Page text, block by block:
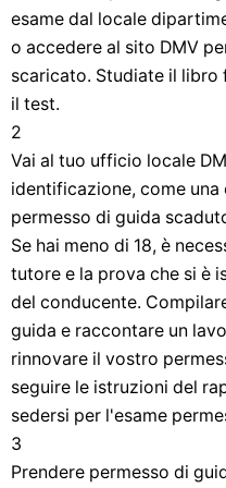
esame dal locale
o accedere al sito DMV
scaricato. Studiate il libro
il test.
2
Vai al tuo ufficio locale
identificazione, come
permesso di guida
Se hai meno di 18, è
tutore e la prova che si è
del conducente.
guida e raccontare un
rinnovare il vostro
seguire le istruzioni del
sedersi per l'esame
3
Prendere permesso di